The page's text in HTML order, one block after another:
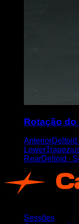
Rotação
AnteriorDeltoid
RearDeltoid ∙
Sessões